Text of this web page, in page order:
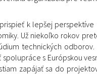
k lepšej
Už niekoľko rokov
technických
s Európskou
zapájať sa do